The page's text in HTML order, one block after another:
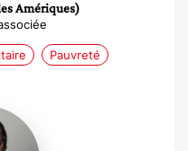
Amériques)
Pauvreté